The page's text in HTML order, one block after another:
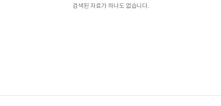
검색된 자료가 하나도 없습니다.